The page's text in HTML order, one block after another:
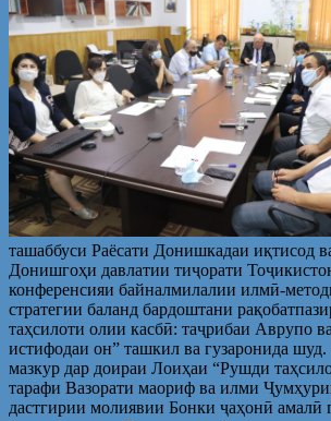
ташаббуси Раёсати Донишкадаи иқтисод
Донишгоҳи давлатии тиҷорати
конференсияи байналмилалии илмӣ-
стратегии баланд бардоштани
таҳсилоти олии касбӣ: таҷрибаи Аврупо
истифодаи он” ташкил ва гузаронида
мазкур дар доираи Лоиҳаи “Рушди
тарафи Вазорати маориф ва илми
дастгирии молиявии Бонки ҷаҳонӣ амалӣ